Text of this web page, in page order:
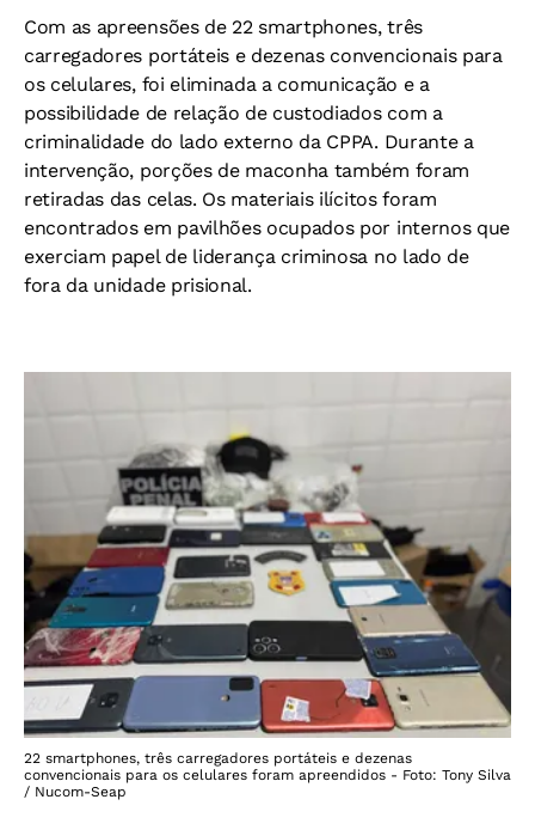
Com as apreensões de 22 smartphones, três
carregadores portáteis e dezenas convencionais para
os celulares, foi eliminada a comunicação e a
possibilidade de relação de custodiados com a
criminalidade do lado externo da CPPA. Durante a
intervenção, porções de maconha também foram
retiradas das celas. Os materiais ilícitos foram
encontrados em pavilhões ocupados por internos que
exerciam papel de liderança criminosa no lado de
fora da unidade prisional.
22 smartphones, três carregadores portáteis e dezenas
convencionais para os celulares foram apreendidos - Foto: Tony Silva
/ Nucom-Seap